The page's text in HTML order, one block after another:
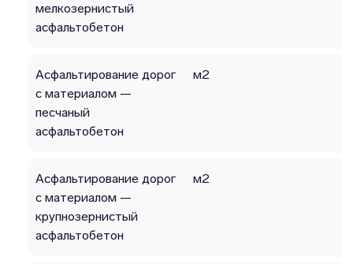
мелкозернистый
асфальтобетон
Асфальтирование дорог
с материалом —
песчаный
асфальтобетон
м2
Асфальтирование дорог
с материалом —
крупнозерниcтый
асфальтобетон
м2